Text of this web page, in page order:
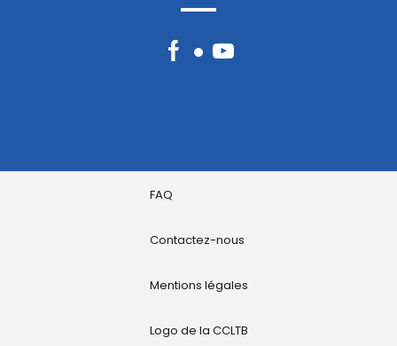
FacebookYouTube
FAQ
Contactez-nous
Mentions légales
Logo de la CCLTB